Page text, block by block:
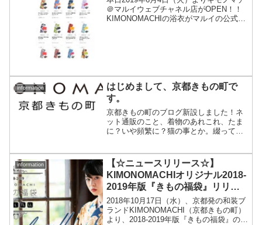
＠マルイウェブチャネル店がOPEN！！
KIMONOMACHIの浴衣がマルイの公式ネ
information
はじめまして、京都きもの町で
す。
京都きもの町のブログ新設しました！ネ
ット通販のこと、着物のあれこれ、たま
に？いや頻繁に？猫の事とか。綴ってい
information
【☆ニュースリリース☆】
KIMONOMACHIオリジナル2018-
2019年版『きもの福袋』リリー
ス！
2018年10月17日（水）、京都発の和装ブ
ランドKIMONOMACHI（京都きもの町）
より、2018-2019年版『きもの福袋』の販